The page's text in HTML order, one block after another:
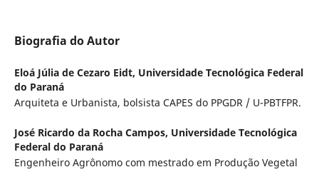
Biografia do Autor
Eloá Júlia de Cezaro Eidt, Universidade Tecnológica Federal
do Paraná
Arquiteta e Urbanista, bolsista CAPES do PPGDR / U-PBTFPR.
José Ricardo da Rocha Campos, Universidade Tecnológica
Federal do Paraná
Engenheiro Agrônomo com mestrado em Produção Vegetal